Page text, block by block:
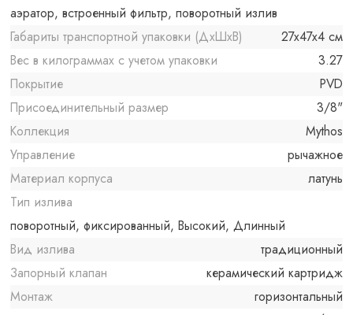
аэратор, встроенный фильтр, поворотный излив
Габариты транспортной упаковки (ДхШхВ)
27x47x4 см
Вес в килограммах с учетом упаковки
3.27
Покрытие
PVD
Присоединительный размер
3/8"
Коллекция
Mythos
Управление
рычажное
Материал корпуса
латунь
Тип излива
поворотный, фиксированный, Высокий, Длинный
Вид излива
традиционный
Запорный клапан
керамический картридж
Монтаж
горизонтальный